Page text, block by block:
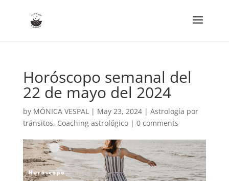
Horóscopo semanal del
22 de mayo del 2024
by MÓNICA VESPAL| May 23, 2024| Astrología por
tránsitos, Coaching astrológico| 0 comments